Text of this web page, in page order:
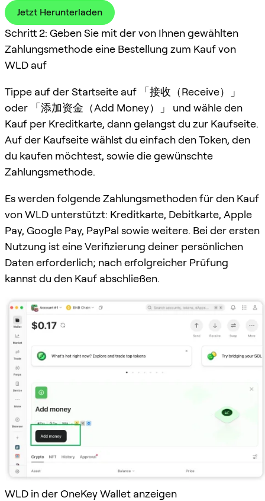
Jetzt Herunterladen
Schritt 2: Geben Sie mit der von Ihnen gewählten
Zahlungsmethode eine Bestellung zum Kauf von
WLD auf
Tippe auf der Startseite auf 「接收（Receive）」
oder 「添加资金（Add Money）」 und wähle den
Kauf per Kreditkarte, dann gelangst du zur Kaufseite.
Auf der Kaufseite wählst du einfach den Token, den
du kaufen möchtest, sowie die gewünschte
Zahlungsmethode.
Es werden folgende Zahlungsmethoden für den Kauf
von WLD unterstützt: Kreditkarte, Debitkarte, Apple
Pay, Google Pay, PayPal sowie weitere. Bei der ersten
Nutzung ist eine Verifizierung deiner persönlichen
Daten erforderlich; nach erfolgreicher Prüfung
kannst du den Kauf abschließen.
WLD in der OneKey Wallet anzeigen